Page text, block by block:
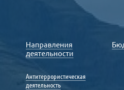
Направления
деятельности
Антитеррористическая
деятельность